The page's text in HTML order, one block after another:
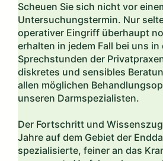
Scheuen Sie sich nicht vor
Untersuchungstermin. Nur
operativer Eingriff überhaupt
erhalten in jedem Fall bei uns
Sprechstunden der
diskretes und sensibles
allen möglichen
unseren Darmspezialisten.
Der Fortschritt und
Jahre auf dem Gebiet der
spezialisierte, feiner an das